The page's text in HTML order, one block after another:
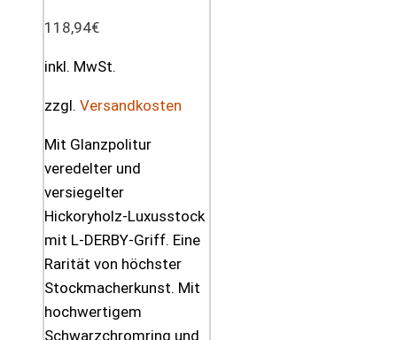
118,94€
inkl. MwSt.
zzgl. Versandkosten
Mit Glanzpolitur
veredelter und
versiegelter
Hickoryholz-Luxusstock
mit L-DERBY-Griff. Eine
Rarität von höchster
Stockmacherkunst. Mit
hochwertigem
Schwarzchromring und